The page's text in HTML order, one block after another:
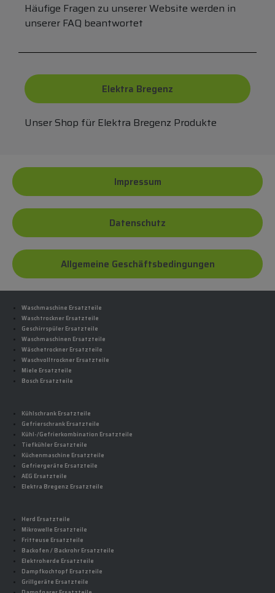
Häufige Fragen zu unserer Website werden in
unserer FAQ beantwortet
Elektra Bregenz
Unser Shop für Elektra Bregenz Produkte
Impressum
Datenschutz
Allgemeine Geschäftsbedingungen
Waschmaschine Ersatzteile
Waschtrockner Ersatzteile
Geschirrspüler Ersatzteile
Waschmaschinen Ersatzteile
Wäschetrockner Ersatzteile
Waschvolltrockner Ersatzteile
Miele Ersatzteile
Bosch Ersatzteile
Kühlschrank Ersatzteile
Gefrierschrank Ersatzteile
Kühl-/Gefrierkombination Ersatzteile
Tiefkühler Ersatzteile
Küchenmaschine Ersatzteile
Gefriergeräte Ersatzteile
AEG Ersatzteile
Elektra Bregenz Ersatzteile
Herd Ersatzteile
Mikrowelle Ersatzteile
Fritteuse Ersatzteile
Backofen / Backrohr Ersatzteile
Elektroherde Ersatzteile
Dampfkochtopf Ersatzteile
Grillgeräte Ersatzteile